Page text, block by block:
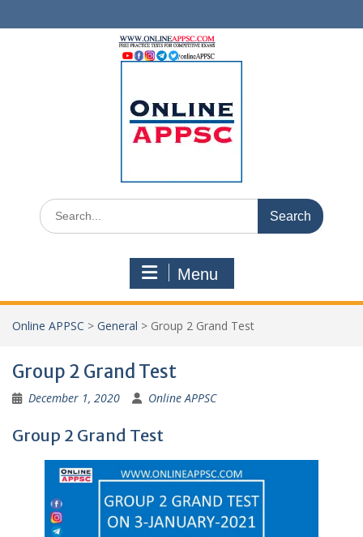
to
Search
for:
Menu
Online APPSC > General > Group 2 Grand Test
Group 2 Grand Test
December 1, 2020 Online APPSC
Group 2 Grand Test